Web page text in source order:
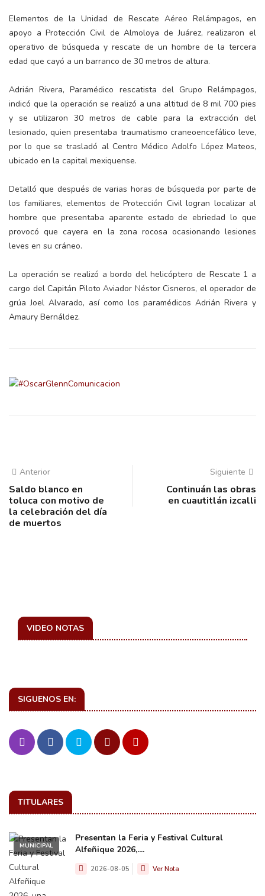
Elementos de la Unidad de Rescate Aéreo Relámpagos, en
apoyo a Protección Civil de Almoloya de Juárez, realizaron el
operativo de búsqueda y rescate de un hombre de la tercera
edad que cayó a un barranco de 30 metros de altura.
Adrián Rivera, Paramédico rescatista del Grupo Relámpagos,
indicó que la operación se realizó a una altitud de 8 mil 700 pies
y se utilizaron 30 metros de cable para la extracción del
lesionado, quien presentaba traumatismo craneoencefálico leve,
por lo que se trasladó al Centro Médico Adolfo López Mateos,
ubicado en la capital mexiquense.
Detalló que después de varias horas de búsqueda por parte de
los familiares, elementos de Protección Civil logran localizar al
hombre que presentaba aparente estado de ebriedad lo que
provocó que cayera en la zona rocosa ocasionando lesiones
leves en su cráneo.
La operación se realizó a bordo del helicóptero de Rescate 1 a
cargo del Capitán Piloto Aviador Néstor Cisneros, el operador de
grúa Joel Alvarado, así como los paramédicos Adrián Rivera y
Amaury Bernáldez.
Anterior
Saldo blanco en
toluca con motivo de
la celebración del día
de muertos
Siguiente
Continuán las obras
en cuautitlán izcalli
VIDEO NOTAS
SIGUENOS EN:
TITULARES
MUNICIPAL
Presentan la Feria y Festival Cultural
Alfeñique 2026,....
2026-08-05 Ver Nota